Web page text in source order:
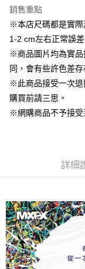
便利好安心！
１．簡單：不需註冊
２．便利：只要手機
３．安心：先確認商
１．於結帳方式選擇
結帳頁面，進行簡訊
２．訂單成立數日內
３．收到繳費通知簡
ATM／網路銀行／等
是否繳費成功／繳費
【注意事項】
１．透過由恩沛科技
易，需依本服務之必
權轉讓予恩沛科技股份
２．關於個人資料處
https://aftee.tw/terms/
３．未成年的使用者
運送方式
全家取貨付款
每筆NT$60，滿
7-11取貨付款
每筆NT$60，滿
宅配
銷售重點
※本店尺碼都是實際
1-2 cm左右正常誤
※商品圖片均為實品
同，會有些許色差存
※此商品接受一次退
購買前請三思。
※網購商品不予接受
詳細